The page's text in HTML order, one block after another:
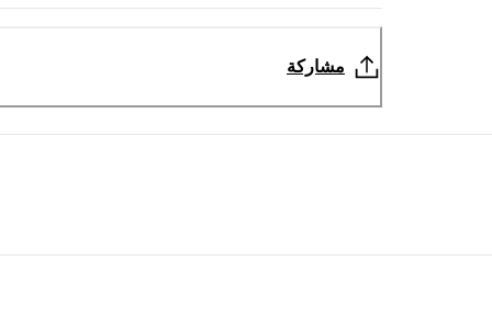
مشاركة